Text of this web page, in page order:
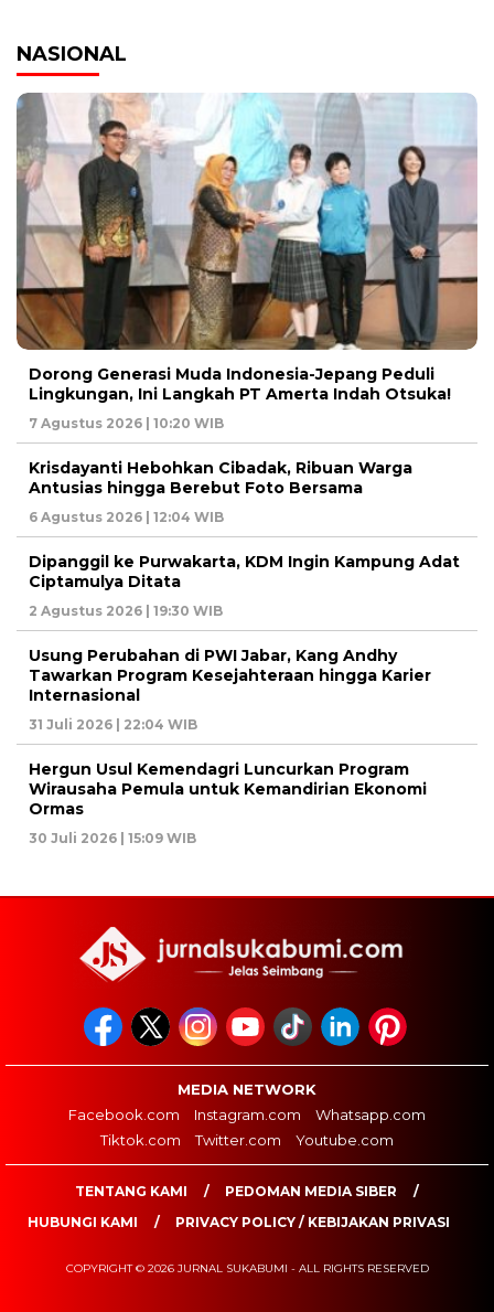
NASIONAL
Dorong Generasi Muda Indonesia-Jepang Peduli
Lingkungan, Ini Langkah PT Amerta Indah Otsuka!
7 Agustus 2026 | 10:20 WIB
Krisdayanti Hebohkan Cibadak, Ribuan Warga
Antusias hingga Berebut Foto Bersama
6 Agustus 2026 | 12:04 WIB
Dipanggil ke Purwakarta, KDM Ingin Kampung Adat
Ciptamulya Ditata
2 Agustus 2026 | 19:30 WIB
Usung Perubahan di PWI Jabar, Kang Andhy
Tawarkan Program Kesejahteraan hingga Karier
Internasional
31 Juli 2026 | 22:04 WIB
Hergun Usul Kemendagri Luncurkan Program
Wirausaha Pemula untuk Kemandirian Ekonomi
Ormas
30 Juli 2026 | 15:09 WIB
MEDIA NETWORK
Facebook.com
Instagram.com
Whatsapp.com
Tiktok.com
Twitter.com Youtube.com
TENTANG KAMI
PEDOMAN MEDIA SIBER
HUBUNGI KAMI
PRIVACY POLICY / KEBIJAKAN PRIVASI
COPYRIGHT © 2026 JURNAL SUKABUMI - ALL RIGHTS RESERVED